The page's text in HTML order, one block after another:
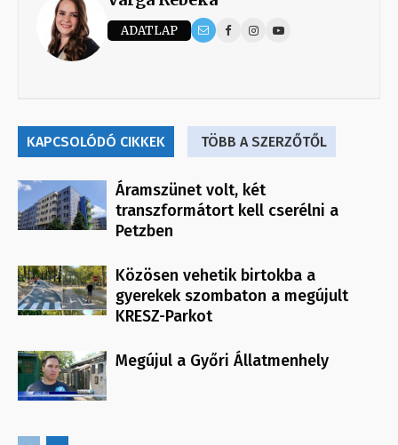
ADATLAP
KAPCSOLÓDÓ CIKKEK TÖBB A SZERZŐTŐL
Áramszünet volt, két
transzformátort kell cserélni a
Petzben
Közösen vehetik birtokba a
gyerekek szombaton a megújult
KRESZ-Parkot
Megújul a Győri Állatmenhely